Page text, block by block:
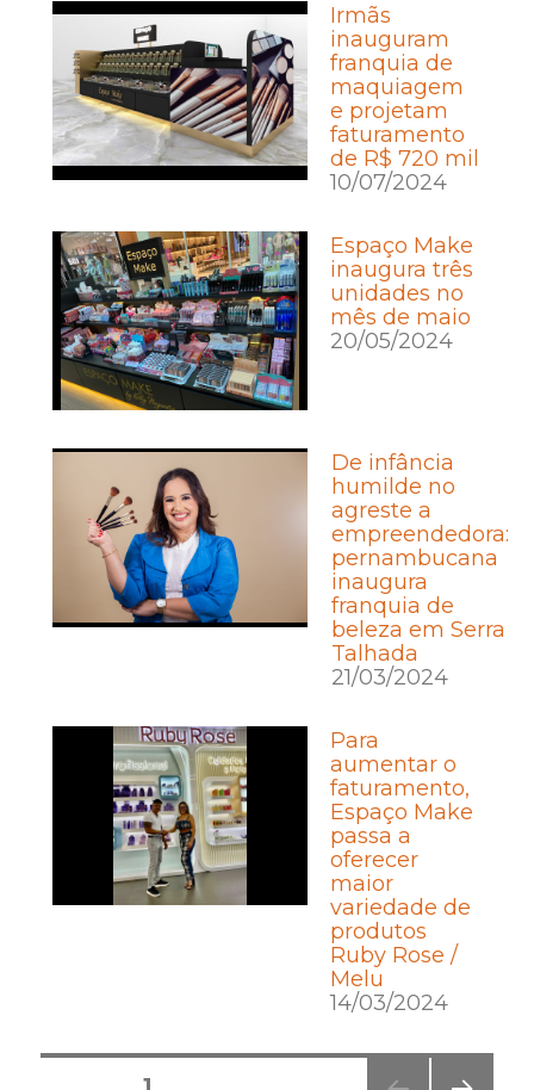
Irmãs
inauguram
franquia de
maquiagem
e projetam
faturamento
de R$ 720 mil
10/07/2024
Espaço Make
inaugura três
unidades no
mês de maio
20/05/2024
De infância
humilde no
agreste a
empreendedora:
pernambucana
inaugura
franquia de
beleza em Serra
Talhada
21/03/2024
Para
aumentar o
faturamento,
Espaço Make
passa a
oferecer
maior
variedade de
produtos
Ruby Rose /
Melu
14/03/2024
Posts